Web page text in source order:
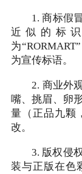
1. 商标假冒
近似的标识
为
为宣传标语。
2. 商业外观
嘴、挑眉、卵
量（正品九颗
改。
3. 版权侵权
装与正版在色